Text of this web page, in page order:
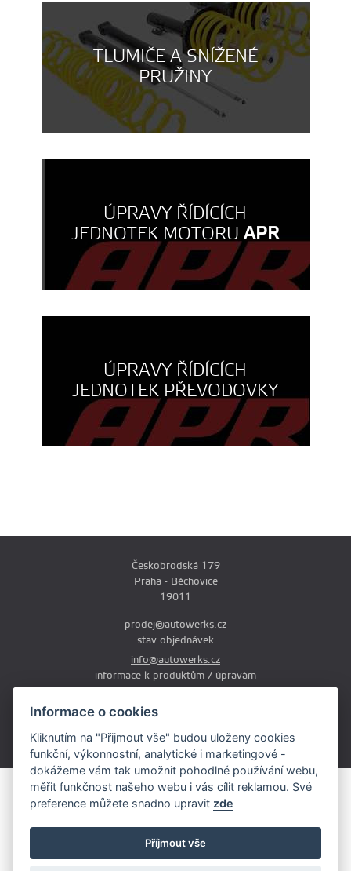
Informace o cookies
Kliknutím na "Přijmout vše" budou uloženy cookies
funkční, výkonnostní, analytické i marketingové -
dokážeme vám tak umožnit pohodlné používání webu,
měřit funkčnost našeho webu i vás cílit reklamou. Své
preference můžete snadno upravit zde
Příjmout vše
TLUMIČE A SNÍŽENÉ
PRUŽINY
ÚPRAVY ŘÍDÍCÍCH
JEDNOTEK MOTORUAPR
ÚPRAVY ŘÍDÍCÍCH
JEDNOTEK PŘEVODOVKY
Českobrodská 179
Praha - Běchovice
19011
prodej@autowerks.cz
stav objednávek
info@autowerks.cz
informace k produktům / úpravám
Pá: 9:00-12:00 a 13:00-16:00
Obsah stránek je majetkem provozovatele. Kopírování, zveřejňování
textů či fotografii je povoleno pouze s jeho souhlasem.
Copyright © 2026 AutoWerks.cz
Všechna práva vyhrazena